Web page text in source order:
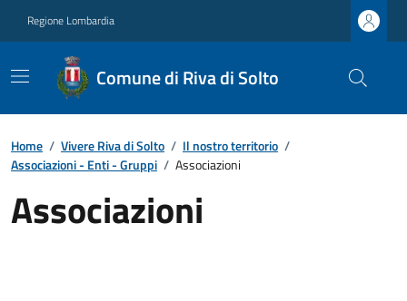
Regione Lombardia
Comune di Riva di Solto
Home / Vivere Riva di Solto / Il nostro territorio /
Associazioni - Enti - Gruppi / Associazioni
Associazioni